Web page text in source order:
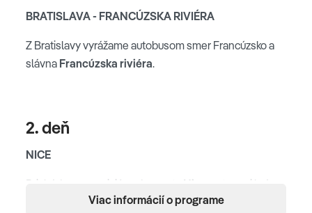
BRATISLAVA - FRANCÚZSKA RIVIÉRA
Z Bratislavy vyrážame autobusom smer Francúzsko a
slávna Francúzska riviéra.
2. deň
NICE
Prichádzame na riviéru, do mesta Nice
, vstupnej brány
Azúrového pobrežia. Už ihneď pri príchode uvidíme
Viac informácií o programe